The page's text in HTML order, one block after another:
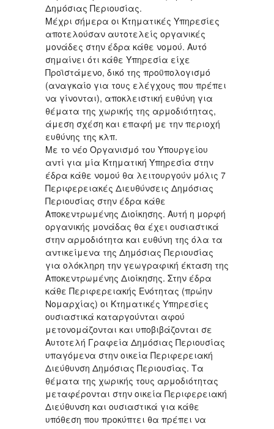
Δημόσιας Περιουσίας.
Μέχρι σήμερα οι Κτηματικές Υπηρεσίες
αποτελούσαν αυτοτελείς οργανικές
μονάδες στην έδρα κάθε νομού. Αυτό
σημαίνει ότι κάθε Υπηρεσία είχε
Προϊστάμενο, δικό της προϋπολογισμό
(αναγκαίο για τους ελέγχους που πρέπει
να γίνονται), αποκλειστική ευθύνη για
θέματα της χωρικής της αρμοδιότητας,
άμεση σχέση και επαφή με την περιοχή
ευθύνης της κλπ.
Με το νέο Οργανισμό του Υπουργείου
αντί για μία Κτηματική Υπηρεσία στην
έδρα κάθε νομού θα λειτουργούν μόλις 7
Περιφερειακές Διευθύνσεις Δημόσιας
Περιουσίας στην έδρα κάθε
Αποκεντρωμένης Διοίκησης. Αυτή η μορφή
οργανικής μονάδας θα έχει ουσιαστικά
στην αρμοδιότητα και ευθύνη της όλα τα
αντικείμενα της Δημόσιας Περιουσίας
για ολόκληρη την γεωγραφική έκταση της
Αποκεντρωμένης Διοίκησης. Στην έδρα
κάθε Περιφερειακής Ενότητας (πρώην
Νομαρχίας) οι Κτηματικές Υπηρεσίες
ουσιαστικά καταργούνται αφού
μετονομάζονται και υποβιβάζονται σε
Αυτοτελή Γραφεία Δημόσιας Περιουσίας
υπαγόμενα στην οικεία Περιφερειακή
Διεύθυνση Δημόσιας Περιουσίας. Τα
θέματα της χωρικής τους αρμοδιότητας
μεταφέρονται στην οικεία Περιφερειακή
Διεύθυνση και ουσιαστικά για κάθε
υπόθεση που προκύπτει θα πρέπει να